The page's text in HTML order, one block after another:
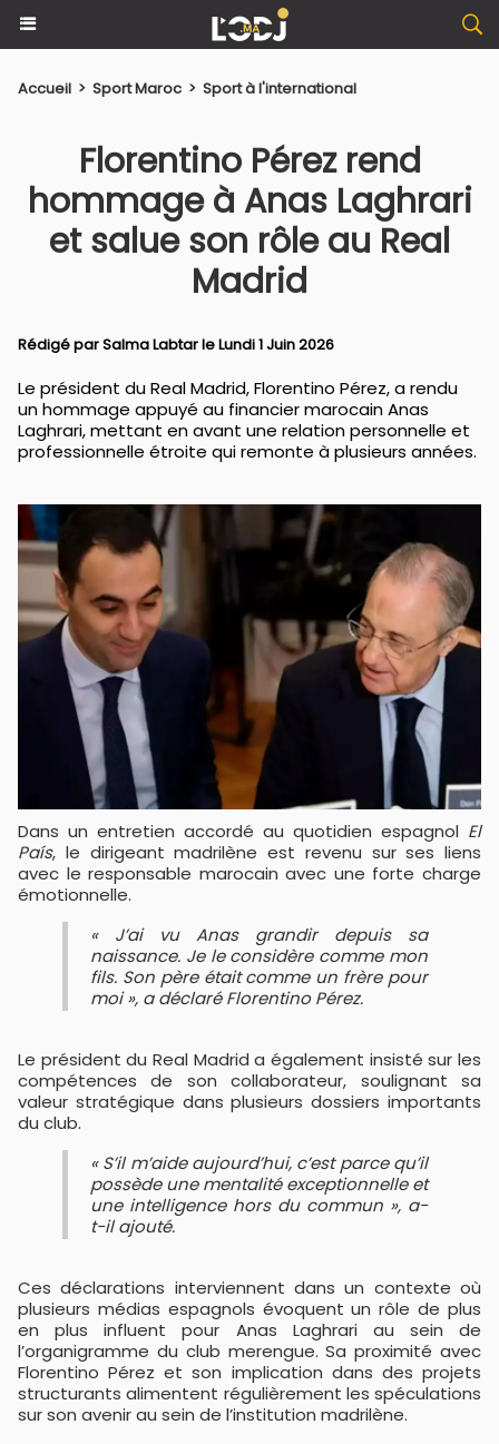
Accueil > Sport Maroc > Sport à l'international
Florentino Pérez rend
hommage à Anas Laghrari
et salue son rôle au Real
Madrid
Rédigé parSalma Labtarle Lundi 1 Juin 2026
Le président du Real Madrid, Florentino Pérez, a rendu
un hommage appuyé au financier marocain Anas
Laghrari, mettant en avant une relation personnelle et
professionnelle étroite qui remonte à plusieurs années.
Dans un entretien accordé au quotidien espagnol El
País, le dirigeant madrilène est revenu sur ses liens
avec le responsable marocain avec une forte charge
émotionnelle.
« J’ai vu Anas grandir depuis sa
naissance. Je le considère comme mon
fils. Son père était comme un frère pour
moi », a déclaré Florentino Pérez.
Le président du Real Madrid a également insisté sur les
compétences de son collaborateur, soulignant sa
valeur stratégique dans plusieurs dossiers importants
du club.
« S’il m’aide aujourd’hui, c’est parce qu’il
possède une mentalité exceptionnelle et
une intelligence hors du commun », a-
t-il ajouté.
Ces déclarations interviennent dans un contexte où
plusieurs médias espagnols évoquent un rôle de plus
en plus influent pour Anas Laghrari au sein de
l’organigramme du club merengue. Sa proximité avec
Florentino Pérez et son implication dans des projets
structurants alimentent régulièrement les spéculations
sur son avenir au sein de l’institution madrilène.